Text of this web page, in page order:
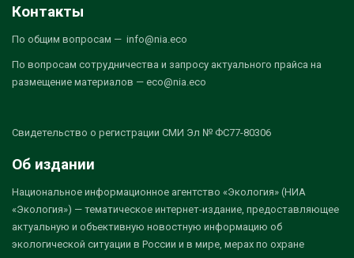
Контакты
По общим вопросам — info@nia.eco
По вопросам сотрудничества и запросу актуального прайса на
размещение материалов — eco@nia.eco
Свидетельство о регистрации СМИ Эл № ФС77-80306
Об издании
Национальное информационное агентство «Экология» (НИА
«Экология») — тематическое интернет-издание, предоставляющее
актуальную и объективную новостную информацию об
экологической ситуации в России и в мире, мерах по охране